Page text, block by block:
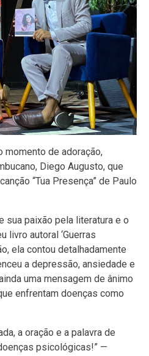
momento de adoração,
Diego Augusto, que
“Tua Presença” de Paulo
sua paixão pela literatura e o
livro autoral ‘Guerras
ela contou detalhadamente
a depressão, ansiedade e
uma mensagem de ânimo
enfrentam doenças como
a oração e a palavra de
psicológicas!” —